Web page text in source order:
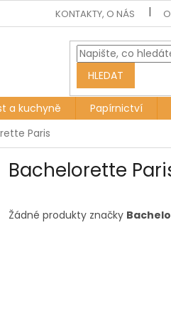
KONTAKTY, O NÁS
HLEDAT
a kuchyně Papírnictví
Paris
Bachelorette
Žádné produkty značky